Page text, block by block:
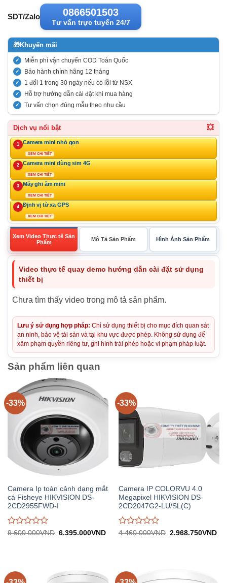
SDT/Zalo 0866501503
Tư vấn trực tuyến 24/7
🎁Khuyến mãi
Miễn phí vận chuyển COD Toàn Quốc
Bảo hành chính hãng 12 tháng
1 đổi 1 trong 30 ngày nếu có lỗi từ NSX
Hỗ trợ hướng dẫn cài đặt khi mua hàng
Tư vấn chọn đúng mẫu theo nhu cầu
Dịch vụ nổi bật 💥
1 Camera mini nhỏ gọn
XEM CHI TIẾT
2 Camera mini dùng sim 4G
XEM CHI TIẾT
3 Máy ghi âm mini
XEM CHI TIẾT
4 Định vị từ xa GPS
XEM CHI TIẾT
Xem Video Thực tế Sản
Phẩm
Mô Tả Sản Phẩm Hình Ảnh Sản Phẩm
Video thực tế quay demo hướng dẫn cài đặt sử dụng
thiết bị
Chưa tìm thấy video trong mô tả sản phẩm.
Lưu ý sử dụng hợp pháp: Chỉ sử dụng thiết bị cho mục đích quan sát
an ninh, bảo vệ tài sản và tại khu vực được phép. Không sử dụng để
xâm phạm quyền riêng tư, ghi hình trái phép hoặc vi phạm pháp luật.
Sản phẩm liên quan
-33%
Camera Ip toàn cảnh dạng mắt
cá Fisheye HIKVISION DS-
2CD2955FWD-I
Được
5
9.600.000VND Giá
6.395.000VNDGiá
-33%
Camera IP COLORVU 4.0
Megapixel HIKVISION DS-
2CD2047G2-LU/SL(C)
Được
5
4.460.000VND Giá
2.968.750VNDGiá